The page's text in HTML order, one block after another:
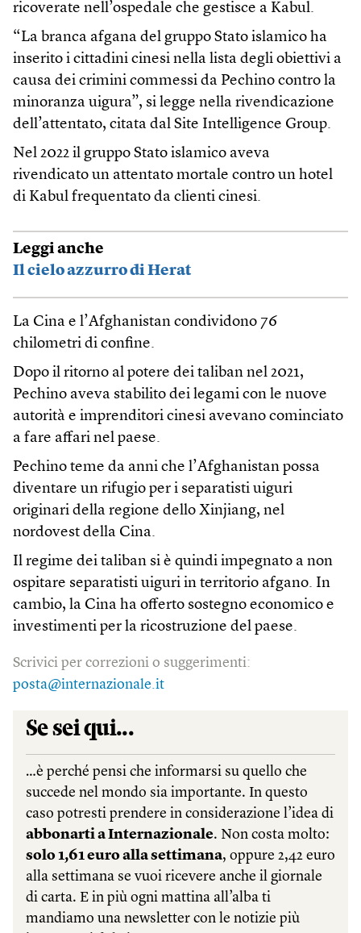
ricoverate nell’ospedale che gestisce a Kabul.
“La branca afgana del gruppo Stato islamico ha
inserito i cittadini cinesi nella lista degli obiettivi a
causa dei crimini commessi da Pechino contro la
minoranza uigura”, si legge nella rivendicazione
dell’attentato, citata dal Site Intelligence Group.
Nel 2022 il gruppo Stato islamico aveva
rivendicato un attentato mortale contro un hotel
di Kabul frequentato da clienti cinesi.
Leggi anche
Il cielo azzurro di Herat
La Cina e l’Afghanistan condividono 76
chilometri di confine.
Dopo il ritorno al potere dei taliban nel 2021,
Pechino aveva stabilito dei legami con le nuove
autorità e imprenditori cinesi avevano cominciato
a fare affari nel paese.
Pechino teme da anni che l’Afghanistan possa
diventare un rifugio per i separatisti uiguri
originari della regione dello Xinjiang, nel
nordovest della Cina.
Il regime dei taliban si è quindi impegnato a non
ospitare separatisti uiguri in territorio afgano. In
cambio, la Cina ha offerto sostegno economico e
investimenti per la ricostruzione del paese.
Scrivici per correzioni o suggerimenti:
posta@internazionale.it